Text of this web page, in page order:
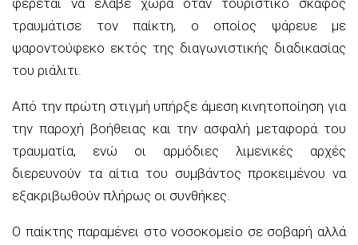
φέρεται να έλαβε χώρα όταν τουριστικό σκάφος
τραυμάτισε τον παίκτη, ο οποίος ψάρευε με
ψαροντούφεκο εκτός της διαγωνιστικής διαδικασίας
του ριάλιτι.
Από την πρώτη στιγμή υπήρξε άμεση κινητοποίηση για
την παροχή βοήθειας και την ασφαλή μεταφορά του
τραυματία, ενώ οι αρμόδιες λιμενικές αρχές
διερευνούν τα αίτια του συμβάντος προκειμένου να
εξακριβωθούν πλήρως οι συνθήκες.
Ο παίκτης παραμένει στο νοσοκομείο σε σοβαρή αλλά